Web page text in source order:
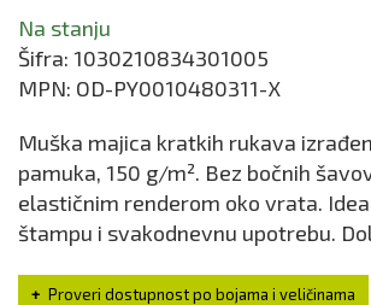
Na stanju
Šifra: 1030210834301005
MPN: OD-PY0010480311-X
Muška majica kratkih rukava
pamuka, 150 g/m². Bez bočnih
elastičnim renderom oko vrata.
štampu i svakodnevnu upotrebu.
Proveri dostupnost po bojama i veličinama